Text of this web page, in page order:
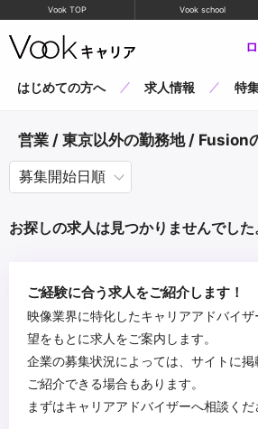
Vook TOP Vook school
はじめての方へ 求人情報 特
営業 / 東京以外の勤務地 / Fusion
お探しの求人は見つかりませんでした
ご経験に合う求人をご紹介します！
映像業界に特化したキャリアアドバイ
望をもとに求人をご案内します。
企業の募集状況によっては、サイトに
ご紹介できる場合もあります。
まずはキャリアアドバイザーへ相談くだ